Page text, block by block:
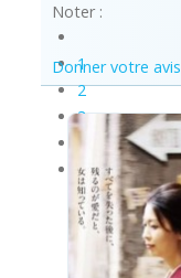
Noter :
1
2
3
4
5
Donner votre avis